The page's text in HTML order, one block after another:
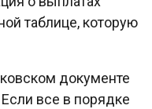
таблице, которую
документе
все в порядке